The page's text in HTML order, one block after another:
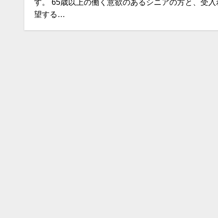
す。 65歳以上の働く意欲のあるシニアの方と、受入
望する…